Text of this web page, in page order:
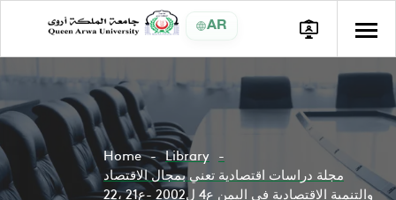
AR
Home
Library
مجلة دراسات اقتصادية تعني بمجال الاقتصاد
والتنمية الاقتصادية في اليمن ع4 ل2002 -ع21 ،22